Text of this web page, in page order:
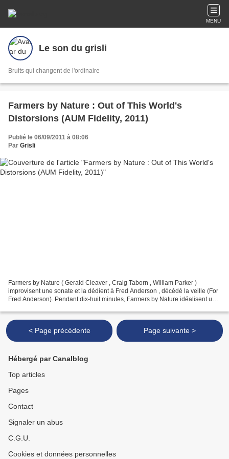
MENU
Le son du grisli
Bruits qui changent de l'ordinaire
Farmers by Nature : Out of This World's
Distorsions (AUM Fidelity, 2011)
Publié le 06/09/2011 à 08:06
Par Grisli
Farmers by Nature ( Gerald Cleaver , Craig Taborn , William Parker )
improvisent une sonate et la dédient à Fred Anderson , décédé la veille (For
Fred Anderson). Pendant dix-huit minutes, Farmers by Nature idéalisent une
< Page précédente Page suivante >
Hébergé par Canalblog
Top articles
Pages
Contact
Signaler un abus
C.G.U.
Cookies et données personnelles